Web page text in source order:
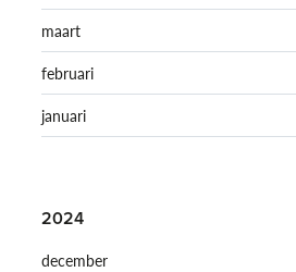
maart
februari
januari
2024
december